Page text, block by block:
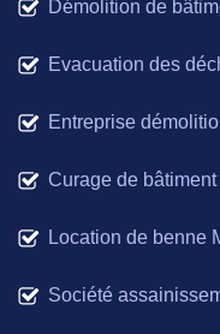
Démolition de
Evacuation des
Entreprise
Curage de
Location de benne
Société